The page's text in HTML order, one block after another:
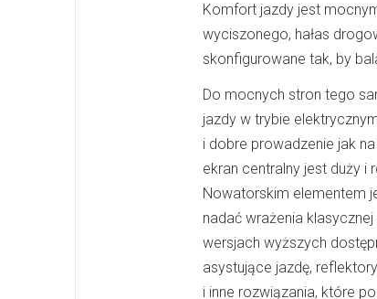
Komfort jazdy jest
wyciszonego, hałas
skonfigurowane tak, by
Do mocnych stron tego
jazdy w trybie
i dobre prowadzenie jak
ekran centralny jest duży i
Nowatorskim elementem
nadać wrażenia
wersjach wyższych
asystujące jazdę,
i inne rozwiązania, które